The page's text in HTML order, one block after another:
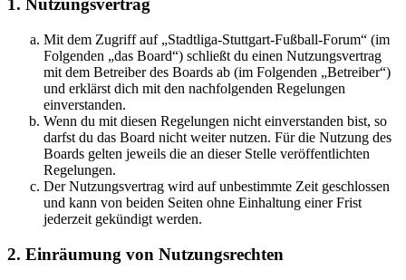
1. Nutzungsvertrag
Mit dem Zugriff auf „Stadtliga-Stuttgart-Fußball-Forum“ (im
Folgenden „das Board“) schließt du einen Nutzungsvertrag
mit dem Betreiber des Boards ab (im Folgenden „Betreiber“)
und erklärst dich mit den nachfolgenden Regelungen
einverstanden.
Wenn du mit diesen Regelungen nicht einverstanden bist, so
darfst du das Board nicht weiter nutzen. Für die Nutzung des
Boards gelten jeweils die an dieser Stelle veröffentlichten
Regelungen.
Der Nutzungsvertrag wird auf unbestimmte Zeit geschlossen
und kann von beiden Seiten ohne Einhaltung einer Frist
jederzeit gekündigt werden.
2. Einräumung von Nutzungsrechten